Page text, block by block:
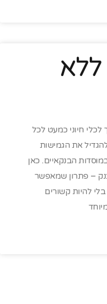
לכלי חיוני כמעט לכל
את הגמישות
הבנקאיים. כאן
– פתרון שמאפשר
להיות קשורים